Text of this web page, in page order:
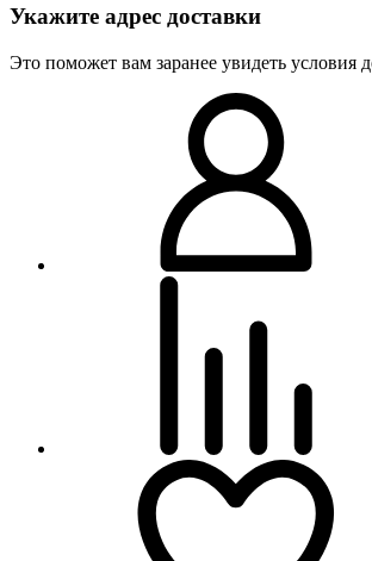
Укажите адрес доставки
Это поможет вам заранее увидеть условия